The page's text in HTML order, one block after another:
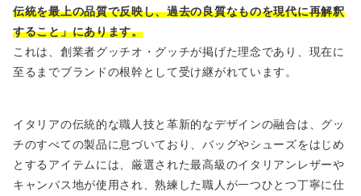
伝統を最上の品質で反映し、過去の良質なものを現代に再解釈
すること」にあります。
これは、創業者グッチオ・グッチが掲げた理念であり、現在に
至るまでブランドの根幹として受け継がれています。
イタリアの伝統的な職人技と革新的なデザインの融合は、グッ
チのすべての製品に息づいており、バッグやシューズをはじめ
とするアイテムには、厳選された最高級のイタリアンレザーや
キャンバス地が使用され、熟練した職人が一つひとつ丁寧に仕